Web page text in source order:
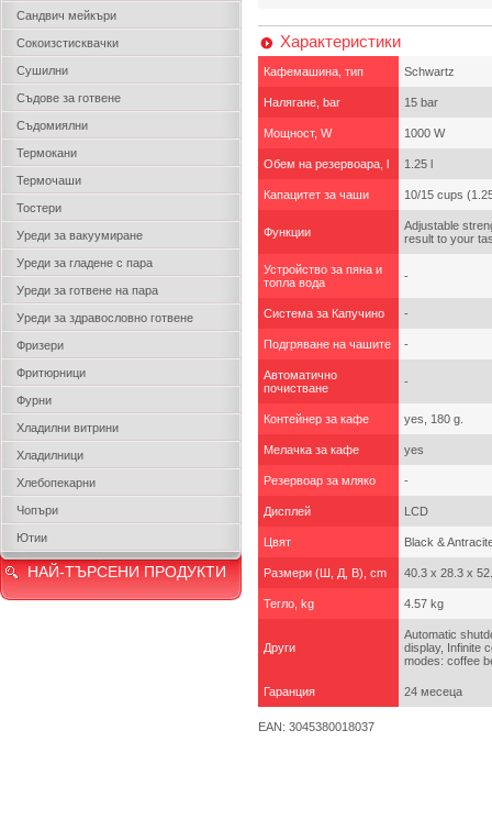
Сандвич мейкъри
Сокоизстисквачки
Сушилни
Съдове за готвене
Съдомиялни
Термокани
Термочаши
Тостери
Уреди за вакуумиране
Уреди за гладене с пара
Уреди за готвене на пара
Уреди за здравословно готвене
Фризери
Фритюрници
Фурни
Хладилни витрини
Хладилници
Хлебопекарни
Чопъри
Ютии
НАЙ-ТЪРСЕНИ ПРОДУКТИ
Характеристики
Кафемашина, тип Schwartz
Налягане, bar 15 bar
Мощност, W 1000 W
Обем на резервоара, l 1.25 l
Капацитет за чаши 10/15 cups
Функции
Adjustable
result to your
Устройство за пяна и
топла вода
-
Система за Капучино -
Подгряване на чашите -
Автоматично
почистване
-
Контейнер за кафе yes, 180 g.
Мелачка за кафе yes
Резервоар за мляко -
Дисплей LCD
Цвят Black &
Размери (Ш, Д, В), cm 40.3 x 28.3 x
Тегло, kg 4.57 kg
Други
Automatic
display, Infinite
modes: coffee
Гаранция 24 месеца
EAN: 3045380018037